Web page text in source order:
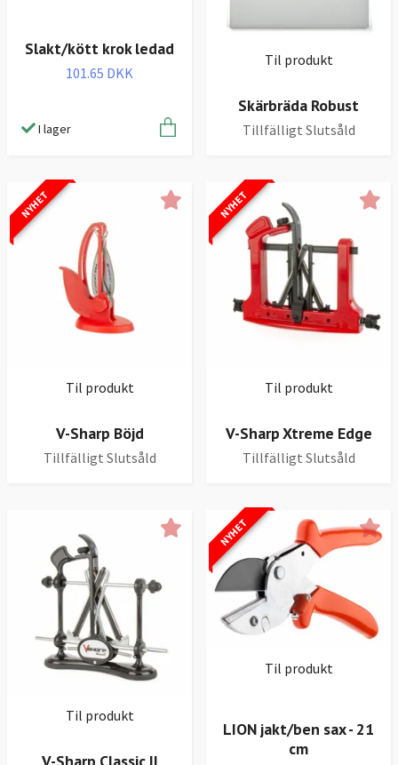
Slakt/kött krok ledad
101.65 DKK
I lager
Til produkt
Skärbräda Robust
Tillfälligt Slutsåld
NYHET
Til produkt
V-Sharp Böjd
Tillfälligt Slutsåld
NYHET
Til produkt
V-Sharp Xtreme Edge
Tillfälligt Slutsåld
Til produkt
V-Sharp Classic II
NYHET
Til produkt
LION jakt/ben sax - 21
cm